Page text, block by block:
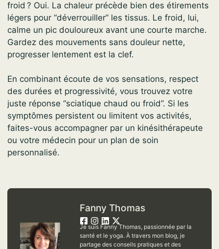
froid ? Oui. La chaleur précède bien des étirements
légers pour “déverrouiller” les tissus. Le froid, lui,
calme un pic douloureux avant une courte marche.
Gardez des mouvements sans douleur nette,
progresser lentement est la clef.
En combinant écoute de vos sensations, respect
des durées et progressivité, vous trouvez votre
juste réponse “sciatique chaud ou froid”. Si les
symptômes persistent ou limitent vos activités,
faites-vous accompagner par un kinésithérapeute
ou votre médecin pour un plan de soin
personnalisé.
Fanny Thomas
Je suis Fanny Thomas, passionnée par la
santé et le yoga. À travers mon blog, je
partage des conseils pratiques et des